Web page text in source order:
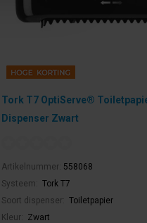
Tork T7 OptiServe®
Dispenser Zwart
Artikelnummer: 558068
Systeem:
Tork T7
Soort dispenser:
Toiletpapier
Kleur:
Zwart